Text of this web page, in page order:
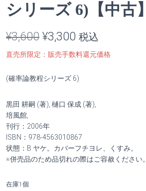
シリーズ 6)【中古】
¥3,600 元
の
価
は
¥3,600
で
し
¥3,300 現
在
の
格
¥3,300
で
税込
直売所限定：販売手数料還元価格
(確率論教程シリーズ 6)
黒田 耕嗣 (著), 樋口 保成 (著),
培風館,
刊行：2006年
ISBN：978-4563010867
状態：B ヤケ。カバーフチヨレ、くすみ。
※併売品のため品切れの際はご容赦ください。
在庫1個